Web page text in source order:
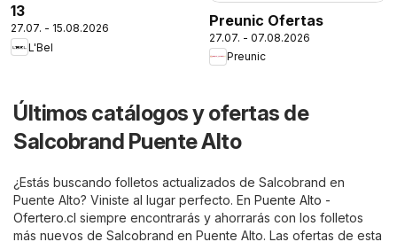
13
27.07. - 15.08.2026
L'Bel
Preunic Ofertas
27.07. - 07.08.2026
Preunic
Últimos catálogos y ofertas de
Salcobrand Puente Alto
¿Estás buscando folletos actualizados de Salcobrand en
Puente Alto? Viniste al lugar perfecto. En Puente Alto -
Ofertero.cl siempre encontrarás y ahorrarás con los folletos
más nuevos de Salcobrand en Puente Alto. Las ofertas de esta